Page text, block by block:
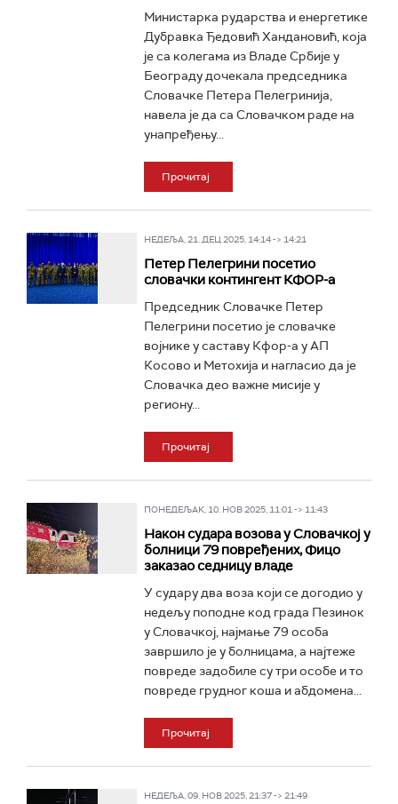
Министарка рударства и енергетике
Дубравка Ђедовић Хандановић, која
је са колегама из Владе Србије у
Београду дочекала председника
Словачке Петера Пелегринија,
навела је да са Словачком раде на
унапређењу...
Прочитај
НЕДЕЉА, 21. ДЕЦ 2025, 14:14 -> 14:21
Петер Пелегрини посетио
словачки контингент КФОР-а
Председник Словачке Петер
Пелегрини посетио је словачке
војнике у саставу Кфор-а у АП
Косово и Метохија и нагласио да је
Словачка део важне мисије у
региону...
Прочитај
ПОНЕДЕЉАК, 10. НОВ 2025, 11:01 -> 11:43
Након судара возова у Словачкој у
болници 79 повређених, Фицо
заказао седницу владе
У судару два воза који се догодио у
недељу поподне код града Пезинок
у Словачкој, најмање 79 особа
завршило је у болницама, а најтеже
повреде задобиле су три особе и то
повреде грудног коша и абдомена...
Прочитај
НЕДЕЉА, 09. НОВ 2025, 21:37 -> 21:49